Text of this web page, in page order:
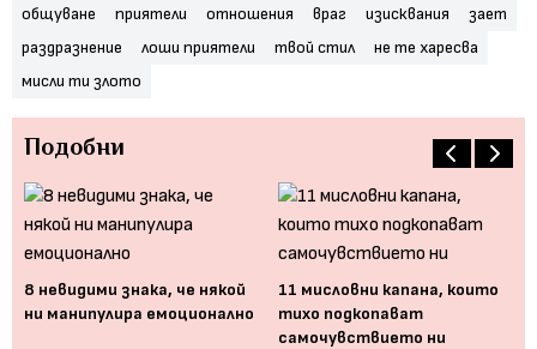
общуване приятели отношения враг изисквания
зает
раздразнение
лоши приятели твой стил
не те харесва
мисли ти злото
Подобни
8 невидими знака, че някой
ни манипулира емоционално
11 мисловни капана, които
тихо подкопават
самочувствието ни